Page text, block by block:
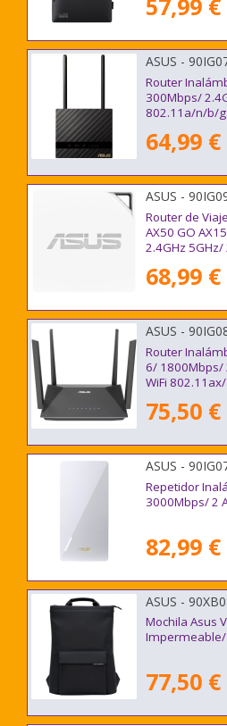
57,99 €
ASUS -
Router
300Mbps/
802.11a/n/b/g
64,99 €
ASUS -
Router de
AX50 GO
2.4GHz 5GHz/
68,99 €
ASUS -
Router
6/ 1800Mbps/
WiFi
75,50 €
ASUS -
Repetidor
3000Mbps/ 2
82,99 €
ASUS -
Mochila Asus
Impermeable/
77,50 €